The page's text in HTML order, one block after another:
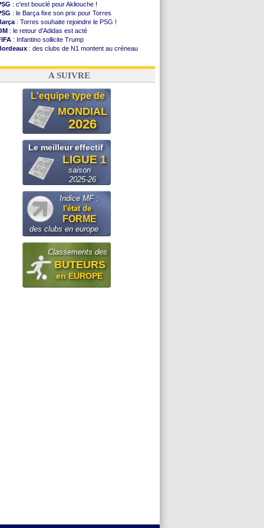
: c'est bouclé pour Akliouche !
: le Barça fixe son prix pour Torres
: Torres souhaite rejoindre le PSG !
: le retour d'Adidas est acté
: Infantino sollicite Trump
: des clubs de N1 montent au créneau
: le démenti de Leipzig pour Diomandé
A SUIVRE
L'equipe type de
MONDIAL
2026
Le meilleur effectif
LIGUE 1
saison
2025-26
Indice MF :
l'état de
FORME
des clubs en europe
Classements des
BUTEURS
en EUROPE